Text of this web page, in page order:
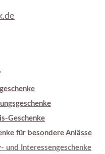
Geschenke
für besondere Anlässe
und Interessengeschenke